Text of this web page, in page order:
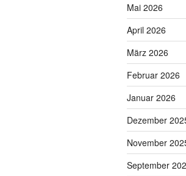
Mai 2026
April 2026
März 2026
Februar 2026
Januar 2026
Dezember
November
September